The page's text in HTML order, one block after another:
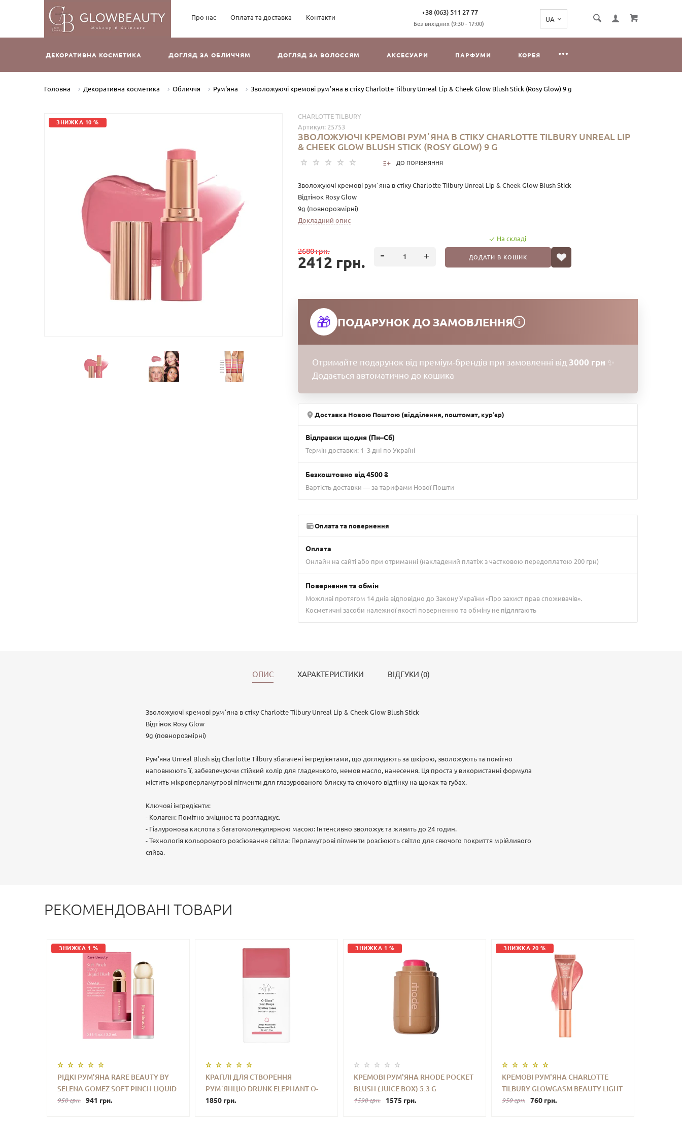
+38 (063) 511 27 77
Без вихідних (9:30 - 17:00)
Про нас Оплата та доставка Контакти
ДЕКОРАТИВНА КОСМЕТИКА ДОГЛЯД ЗА ОБЛИЧЧЯМ ДОГЛЯД ЗА ВОЛОССЯМ АКСЕСУАРИ ПАРФУМИ КОРЕЯ
Головна Декоративна косметика Обличчя Рум‘яна Зволожуючі кремові румʼяна в стіку Charlotte Tilbury Unreal Lip & Cheek Glow Blush Stick (Rosy Glow) 9 g
ЗНИЖКА 10 %
CHARLOTTE TILBURY
Артикул: 25753
ЗВОЛОЖУЮЧІ КРЕМОВІ РУМʼЯНА В СТІКУ CHARLOTTE TILBURY UNREAL LIP
& CHEEK GLOW BLUSH STICK (ROSY GLOW) 9 G
ДО ПОРІВНЯННЯ
Зволожуючі кремові румʼяна в стіку Charlotte Tilbury Unreal Lip & Cheek Glow Blush Stick
Відтінок Rosy Glow
9g (повнорозмірні)
Докладний опис
2680 грн.
2412 грн.
На складі
ДОДАТИ В КОШИК
🎁 ПОДАРУНОК ДО ЗАМОВЛЕННЯ i
Отримайте подарунок від преміум-брендів при замовленні від 3000 грн ✨
Додається автоматично до кошика
Доставка Новою Поштою (відділення, поштомат, курʼєр)
Відправки щодня (Пн–Сб)
Термін доставки: 1–3 дні по Україні
Безкоштовно від 4500 ₴
Вартість доставки — за тарифами Нової Пошти
Оплата та повернення
Оплата
Онлайн на сайті або при отриманні (накладений платіж з частковою передоплатою 200 грн)
Повернення та обмін
Можливі протягом 14 днів відповідно до Закону України «Про захист прав споживачів».
Косметичні засоби належної якості поверненню та обміну не підлягають
ОПИС ХАРАКТЕРИСТИКИ ВІДГУКИ (0)
Зволожуючі кремові румʼяна в стіку Charlotte Tilbury Unreal Lip & Cheek Glow Blush Stick
Відтінок Rosy Glow
9g (повнорозмірні)
Рум'яна Unreal Blush від Charlotte Tilbury збагачені інгредієнтами, що доглядають за шкірою, зволожують та помітно
наповнюють її, забезпечуючи стійкий колір для гладенького, немов масло, нанесення. Ця проста у використанні формула
містить мікроперламутрові пігменти для глазурованого блиску та сяючого відтінку на щоках та губах.
Ключові інгредієнти:
- Колаген: Помітно зміцнює та розгладжує.
- Гіалуронова кислота з багатомолекулярною масою: Інтенсивно зволожує та живить до 24 годин.
- Технологія кольорового розсіювання світла: Перламутрові пігменти розсіюють світло для сяючого покриття мрійливого
сяйва.
РЕКОМЕНДОВАНІ ТОВАРИ
ЗНИЖКА 1 %
РІДКІ РУМ’ЯНА RARE BEAUTY BY
SELENA GOMEZ SOFT PINCH LIQUID
BLUSH (HAPPY) 3.2 ML
950 грн. 941 грн.
КРАПЛІ ДЛЯ СТВОРЕННЯ
РУМʼЯНЦЮ DRUNK ELEPHANT O-
BLOOS ROSI DROPS 30 ML
1850 грн.
ЗНИЖКА 1 %
КРЕМОВІ РУМ'ЯНА RHODE POCKET
BLUSH (JUICE BOX) 5.3 G
1590 грн. 1575 грн.
ЗНИЖКА 20 %
КРЕМОВІ РУМ'ЯНА CHARLOTTE
TILBURY GLOWGASM BEAUTY LIGHT
WANDS (PINKGASM) 5 ML (БЕЗ
950 грн. 760 грн.